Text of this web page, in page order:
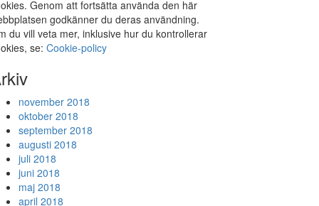
Genom att fortsätta använda den här
godkänner du deras användning.
du vill veta mer, inklusive hur du kontrollerar
se: Cookie-policy
november 2018
oktober 2018
september 2018
augusti 2018
juli 2018
juni 2018
maj 2018
april 2018